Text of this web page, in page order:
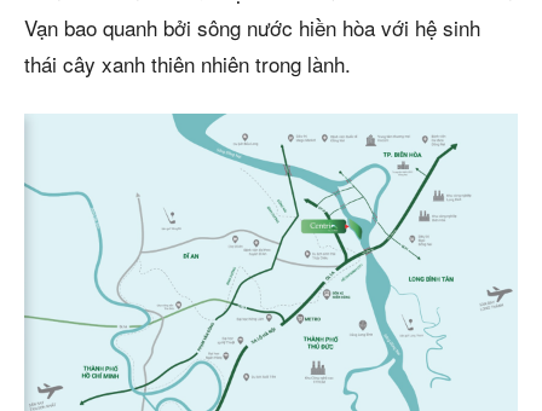
Vạn bao quanh bởi sông nước hiền hòa với hệ sinh
thái cây xanh thiên nhiên trong lành.